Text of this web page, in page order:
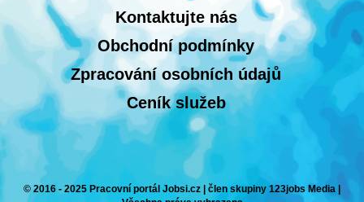
Kontaktujte nás
Obchodní podmínky
Zpracování osobních údajů
Ceník služeb
© 2016 - 2025 Pracovní portál Jobsi.cz | člen skupiny 123jobs Media |